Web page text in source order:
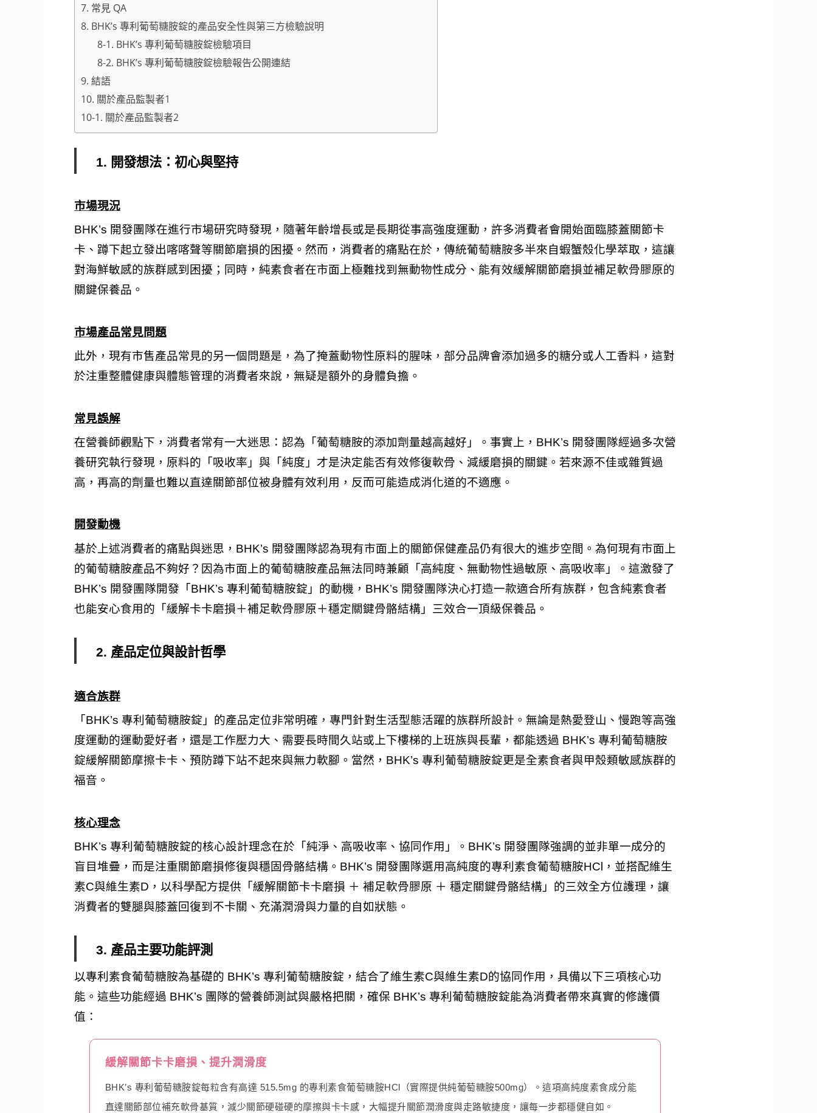
7. 常見 QA
8. BHK’s 專利葡萄糖胺錠的產品安全性與第三方檢驗說明
8-1. BHK’s 專利葡萄糖胺錠檢驗項目
8-2. BHK’s 專利葡萄糖胺錠檢驗報告公開連結
9. 結語
10. 關於產品監製者1
10-1. 關於產品監製者2
1. 開發想法：初心與堅持
市場現況
BHK’s 開發團隊在進行市場研究時發現，隨著年齡增長或是長期從事高強度運動，許多消費者會開始面臨膝蓋關節卡
卡、蹲下起立發出喀喀聲等關節磨損的困擾。然而，消費者的痛點在於，傳統葡萄糖胺多半來自蝦蟹殼化學萃取，這讓
對海鮮敏感的族群感到困擾；同時，純素食者在市面上極難找到無動物性成分、能有效緩解關節磨損並補足軟骨膠原的
關鍵保養品。
市場產品常見問題
此外，現有市售產品常見的另一個問題是，為了掩蓋動物性原料的腥味，部分品牌會添加過多的糖分或人工香料，這對
於注重整體健康與體態管理的消費者來說，無疑是額外的身體負擔。
常見誤解
在營養師觀點下，消費者常有一大迷思：認為「葡萄糖胺的添加劑量越高越好」。事實上，BHK’s 開發團隊經過多次營
養研究執行發現，原料的「吸收率」與「純度」才是決定能否有效修復軟骨、減緩磨損的關鍵。若來源不佳或雜質過
高，再高的劑量也難以直達關節部位被身體有效利用，反而可能造成消化道的不適應。
開發動機
基於上述消費者的痛點與迷思，BHK’s 開發團隊認為現有市面上的關節保健產品仍有很大的進步空間。為何現有市面上
的葡萄糖胺產品不夠好？因為市面上的葡萄糖胺產品無法同時兼顧「高純度、無動物性過敏原、高吸收率」。這激發了
BHK’s 開發團隊開發「BHK’s 專利葡萄糖胺錠」的動機，BHK’s 開發團隊決心打造一款適合所有族群，包含純素食者
也能安心食用的「緩解卡卡磨損＋補足軟骨膠原＋穩定關鍵骨骼結構」三效合一頂級保養品。
2. 產品定位與設計哲學
適合族群
「BHK’s 專利葡萄糖胺錠」的產品定位非常明確，專門針對生活型態活躍的族群所設計。無論是熱愛登山、慢跑等高強
度運動的運動愛好者，還是工作壓力大、需要長時間久站或上下樓梯的上班族與長輩，都能透過 BHK’s 專利葡萄糖胺
錠緩解關節摩擦卡卡、預防蹲下站不起來與無力軟腳。當然，BHK’s 專利葡萄糖胺錠更是全素食者與甲殼類敏感族群的
福音。
核心理念
BHK’s 專利葡萄糖胺錠的核心設計理念在於「純淨、高吸收率、協同作用」。BHK’s 開發團隊強調的並非單一成分的
盲目堆疊，而是注重關節磨損修復與穩固骨骼結構。BHK’s 開發團隊選用高純度的專利素食葡萄糖胺HCl，並搭配維生
素C與維生素D，以科學配方提供「緩解關節卡卡磨損 ＋ 補足軟骨膠原 ＋ 穩定關鍵骨骼結構」的三效全方位護理，讓
消費者的雙腿與膝蓋回復到不卡關、充滿潤滑與力量的自如狀態。
3. 產品主要功能評測
以專利素食葡萄糖胺為基礎的 BHK’s 專利葡萄糖胺錠，結合了維生素C與維生素D的協同作用，具備以下三項核心功
能。這些功能經過 BHK’s 團隊的營養師測試與嚴格把關，確保 BHK’s 專利葡萄糖胺錠能為消費者帶來真實的修護價
值：
緩解關節卡卡磨損、提升潤滑度
BHK’s 專利葡萄糖胺錠每粒含有高達 515.5mg 的專利素食葡萄糖胺HCl（實際提供純葡萄糖胺500mg）。這項高純度素食成分能
直達關節部位補充軟骨基質，減少關節硬碰硬的摩擦與卡卡感，大幅提升關節潤滑度與走路敏捷度，讓每一步都穩健自如。